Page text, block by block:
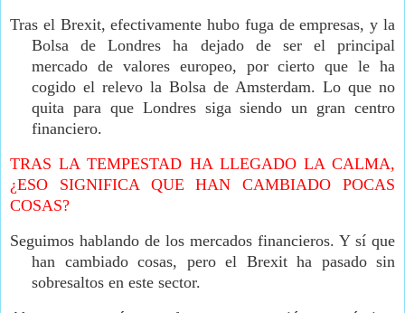
Tras el Brexit, efectivamente hubo fuga de empresas, y la
Bolsa de Londres ha dejado de ser el principal
mercado de valores europeo, por cierto que le ha
cogido el relevo la Bolsa de Amsterdam. Lo que no
quita para que Londres siga siendo un gran centro
financiero.
TRAS LA TEMPESTAD HA LLEGADO LA CALMA,
¿ESO SIGNIFICA QUE HAN CAMBIADO POCAS
COSAS?
Seguimos hablando de los mercados financieros. Y sí que
han cambiado cosas, pero el Brexit ha pasado sin
sobresaltos en este sector.